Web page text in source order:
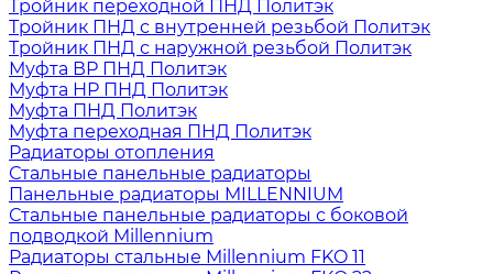
Тройник переходной ПНД Политэк
Тройник ПНД с внутренней резьбой Политэк
Тройник ПНД с наружной резьбой Политэк
Муфта ВР ПНД Политэк
Муфта НР ПНД Политэк
Муфта ПНД Политэк
Муфта переходная ПНД Политэк
Радиаторы отопления
Стальные панельные радиаторы
Панельные радиаторы MILLENNIUM
Стальные панельные радиаторы с боковой
подводкой Millennium
Радиаторы стальные Millennium FKO 11